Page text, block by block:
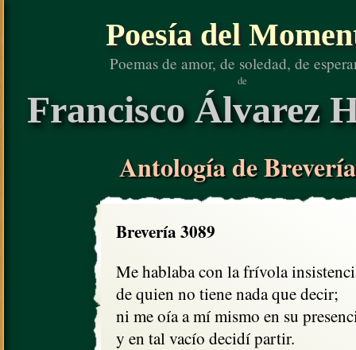
Poesía del
Poemas de amor, de soledad, de
de
Francisco Álvarez
Antología de
Brevería 3089
Me hablaba con la frívola
de quien no tiene nada que decir;
ni me oía a mí mismo en su
y en tal vacío decidí partir.